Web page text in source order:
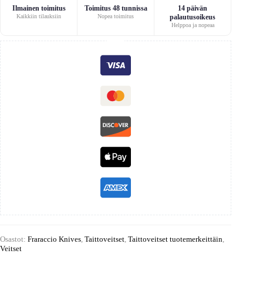
Ilmainen toimitus
Kaikkiin tilauksiin
Toimitus 48 tunnissa
Nopea toimitus
14 päivän
palautusoikeus
Helppoa ja nopeaa
Osastot: Fraraccio Knives, Taittoveitset, Taittoveitset tuotemerkeittäin,
Veitset